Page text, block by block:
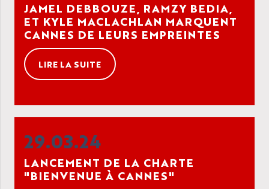
JAMEL DEBBOUZE, RAMZY BEDIA,
ET KYLE MACLACHLAN MARQUENT
CANNES DE LEURS EMPREINTES
LIRE LA SUITE
29.03.24
LANCEMENT DE LA CHARTE
"BIENVENUE À CANNES"